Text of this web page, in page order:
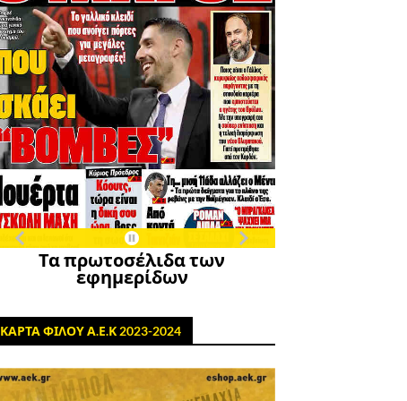
Τα πρωτοσέλιδα των
εφημερίδων
ΚΑΡΤΑ ΦΙΛΟΥ Α.Ε.Κ 2023-2024